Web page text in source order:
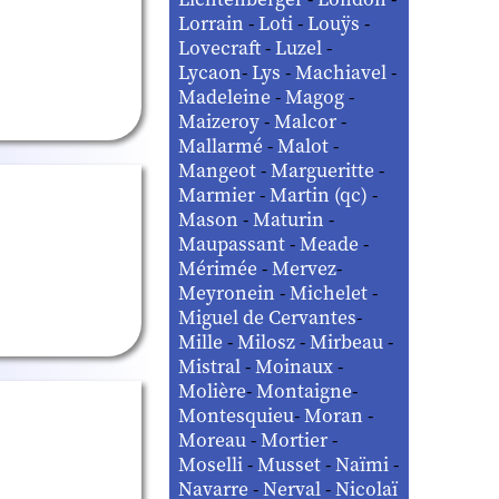
Lorrain-Loti-Louÿs-
Lovecraft-Luzel-
Lycaon-Lys-Machiavel-
Madeleine-Magog-
Maizeroy-Malcor-
Mallarmé-Malot-
Mangeot-Margueritte-
Marmier-Martin (qc)-
Mason-Maturin-
Maupassant-Meade-
Mérimée-Mervez-
Meyronein-Michelet-
Miguel de Cervantes-
Mille-Milosz-Mirbeau-
Mistral-Moinaux-
Molière-Montaigne-
Montesquieu-Moran-
Moreau-Mortier-
Moselli-Musset-Naïmi-
Navarre-Nerval-Nicolaï